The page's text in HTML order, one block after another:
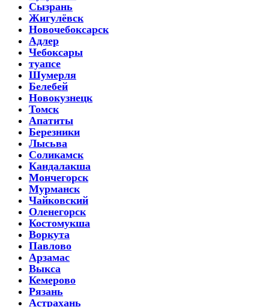
Сызрань
Жигулёвск
Новочебоксарск
Адлер
Чебоксары
туапсе
Шумерля
Белебей
Новокузнецк
Томск
Апатиты
Березники
Лысьва
Соликамск
Кандалакша
Мончегорск
Мурманск
Чайковский
Оленегорск
Костомукша
Воркута
Павлово
Арзамас
Выкса
Кемерово
Рязань
Астрахань